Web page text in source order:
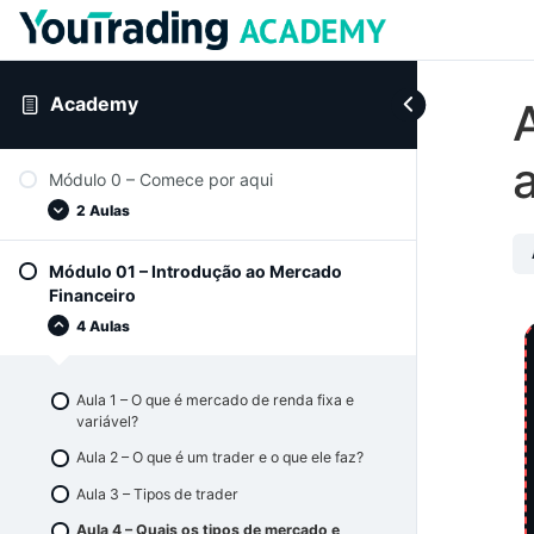
Academy
Módulo 0 – Comece por aqui
2 Aulas
Seja bem-vindo ao YouTrading Academy
Como instalar e conectar o seu MetaTrader 5
Módulo 01 – Introdução ao Mercado
Financeiro
4 Aulas
Aula 1 – O que é mercado de renda fixa e
variável?
Aula 2 – O que é um trader e o que ele faz?
Aula 3 – Tipos de trader
Aula 4 – Quais os tipos de mercado e